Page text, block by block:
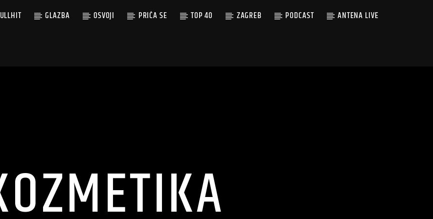
GLAZBA OSVOJI PRIČA SE TOP 40 ZAGREB PODCAST ANTENA LIVE